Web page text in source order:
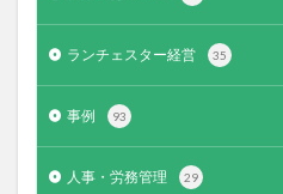
ランチェスター経営 35
事例 93
人事・労務管理 29